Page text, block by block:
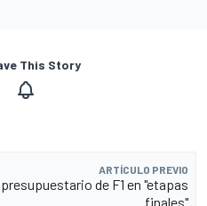
This Story
ARTÍCULO PREVIO
de F1 en "etapas
finales"